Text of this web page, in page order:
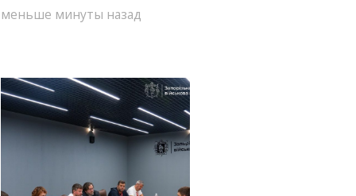
меньше минуты назад